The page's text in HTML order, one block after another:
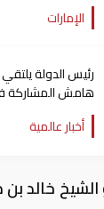
الإمارات
رئيس الدولة
هامش المشاركة
السبع
أخبار عالمية
خالد